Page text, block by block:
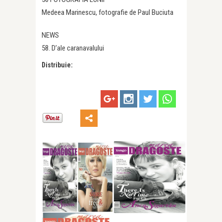
Medeea Marinescu, fotografie de Paul Buciuta
NEWS
58. D’ale caranavalului
Distribuie: